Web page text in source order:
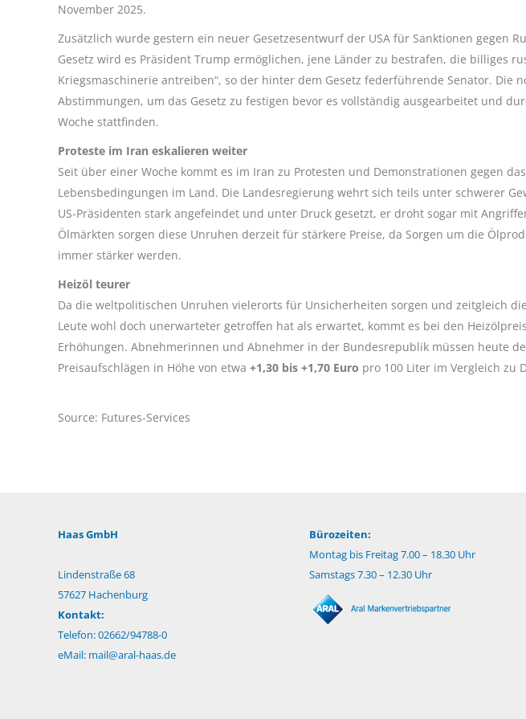
November 2025.
Zusätzlich wurde gestern ein neuer Gesetzesentwurf der USA für Sanktionen gegen
Gesetz wird es Präsident Trump ermöglichen, jene Länder zu bestrafen, die billiges
Kriegsmaschinerie antreiben“, so der hinter dem Gesetz federführende Senator. Die
Abstimmungen, um das Gesetz zu festigen bevor es vollständig ausgearbeitet und
Woche stattfinden.
Proteste im Iran eskalieren weiter
Seit über einer Woche kommt es im Iran zu Protesten und Demonstrationen gegen
Lebensbedingungen im Land. Die Landesregierung wehrt sich teils unter schwerer
US-Präsidenten stark angefeindet und unter Druck gesetzt, er droht sogar mit
Ölmärkten sorgen diese Unruhen derzeit für stärkere Preise, da Sorgen um die
immer stärker werden.
Heizöl teurer
Da die weltpolitischen Unruhen vielerorts für Unsicherheiten sorgen und zeitgleich
Leute wohl doch unerwarteter getroffen hat als erwartet, kommt es bei den
Erhöhungen. Abnehmerinnen und Abnehmer in der Bundesrepublik müssen heute
Preisaufschlägen in Höhe von etwa +1,30 bis +1,70 Euro pro 100 Liter im Vergleich zu
Source: Futures-Services
Haas GmbH
Lindenstraße 68
57627 Hachenburg
Kontakt:
Telefon: 02662/94788-0
eMail: mail@aral-haas.de
Bürozeiten:
Montag bis Freitag 7.00 – 18.30 Uhr
Samstags 7.30 – 12.30 Uhr